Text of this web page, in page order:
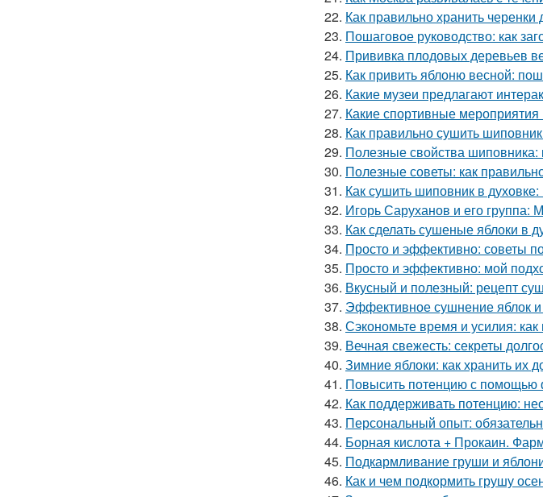
22. Как правильно хранить
23. Пошаговое руководство: как
24. Прививка плодовых деревьев
25. Как привить яблоню весной:
26. Какие музеи предлагают
27. Какие спортивные
28. Как правильно сушить
29. Полезные свойства шиповника:
30. Полезные советы: как
31. Как сушить шиповник в
32. Игорь Саруханов и его
33. Как сделать сушеные яблоки в
34. Просто и эффективно: советы
35. Просто и эффективно: мой
36. Вкусный и полезный: рецепт
37. Эффективное сушнение яблок
38. Сэкономьте время и усилия:
39. Вечная свежесть: секреты
40. Зимние яблоки: как хранить их
41. Повысить потенцию с помощью
42. Как поддерживать потенцию:
43. Персональный опыт:
44. Борная кислота + Прокаин.
45. Подкармливание груши и
46. Как и чем подкормить грушу